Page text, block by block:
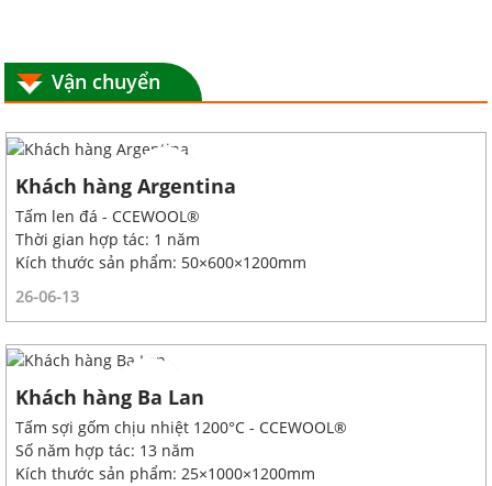
Vận chuyển
Khách hàng Argentina
Tấm len đá - CCEWOOL®
Thời gian hợp tác: 1 năm
Kích thước sản phẩm: 50×600×1200mm
26-06-13
Khách hàng Ba Lan
Tấm sợi gốm chịu nhiệt 1200°C - CCEWOOL®
Số năm hợp tác: 13 năm
Kích thước sản phẩm: 25×1000×1200mm